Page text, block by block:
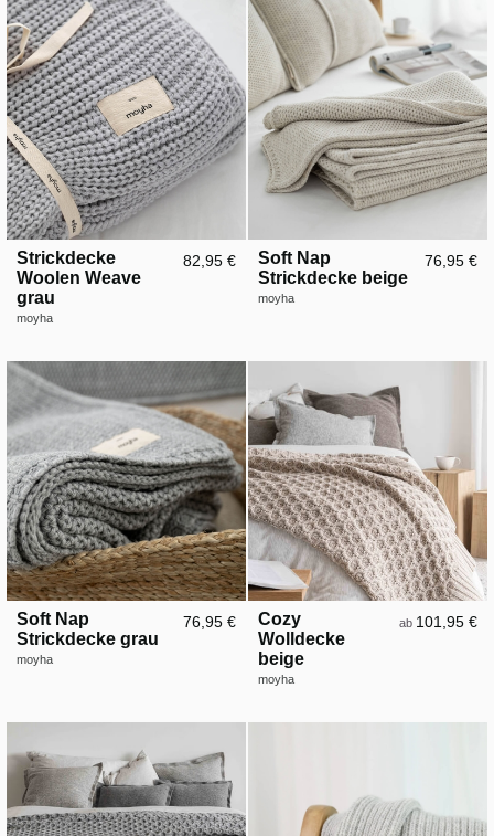
Strickdecke
Woolen Weave
grau
moyha
82,95 €
Soft Nap
Strickdecke beige
moyha
76,95 €
Soft Nap
Strickdecke grau
moyha
76,95 €
Cozy
Wolldecke
beige
moyha
ab 101,95 €